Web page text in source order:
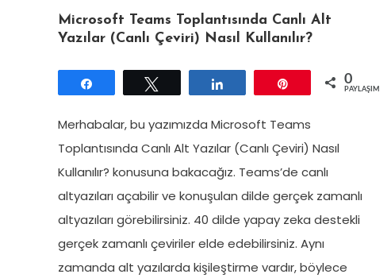
Microsoft Teams Toplantısında Canlı Alt
Yazılar (Canlı Çeviri) Nasıl Kullanılır?
0
PAYLAŞIMLAR
Merhabalar, bu yazımızda Microsoft Teams
Toplantısında Canlı Alt Yazılar (Canlı Çeviri) Nasıl
Kullanılır? konusuna bakacağız. Teams’de canlı
altyazıları açabilir ve konuşulan dilde gerçek zamanlı
altyazıları görebilirsiniz. 40 dilde yapay zeka destekli
gerçek zamanlı çeviriler elde edebilirsiniz. Aynı
zamanda alt yazılarda kişileştirme vardır, böylece